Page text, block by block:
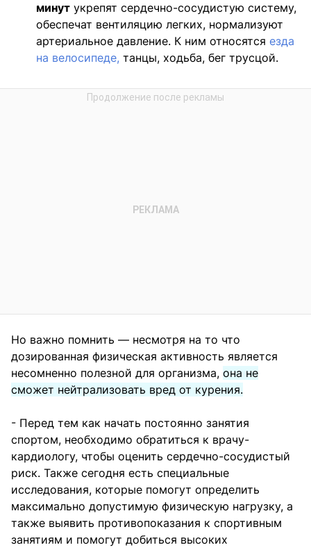
минут укрепят сердечно-сосудистую систему,
обеспечат вентиляцию легких, нормализуют
артериальное давление. К ним относятся езда
на велосипеде, танцы, ходьба, бег трусцой.
Но важно помнить — несмотря на то что
дозированная физическая активность является
несомненно полезной для организма, она не
сможет нейтрализовать вред от курения.
- Перед тем как начать постоянно занятия
спортом, необходимо обратиться к врачу-
кардиологу, чтобы оценить сердечно-сосудистый
риск. Также сегодня есть специальные
исследования, которые помогут определить
максимально допустимую физическую нагрузку, а
также выявить противопоказания к спортивным
занятиям и помогут добиться высоких